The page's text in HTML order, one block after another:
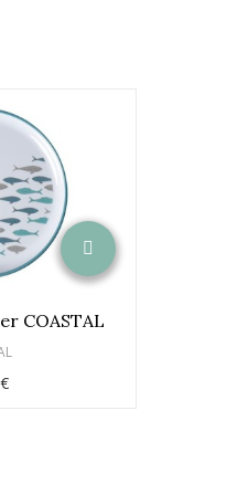
COASTAL